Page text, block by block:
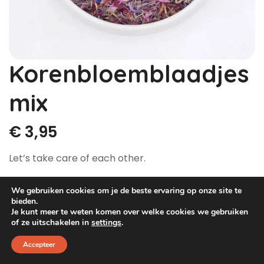
Reservatieoverzicht
Hondentuin abonnement
Korenbloemblaadjes
mix
€ 3,95
Let’s take care of each other.
en/-of je hond.
Hoe leuk zijn deze?
Potje bevat +/- 10 gram gedroogde
korenbloemblaadjes. (Potjes inhoud van 270 ml )
We gebruiken cookies om je de beste ervaring op onze site te
bieden.
Je kunt meer te weten komen over welke cookies we gebruiken
of ze uitschakelen in settings.
Accepteer